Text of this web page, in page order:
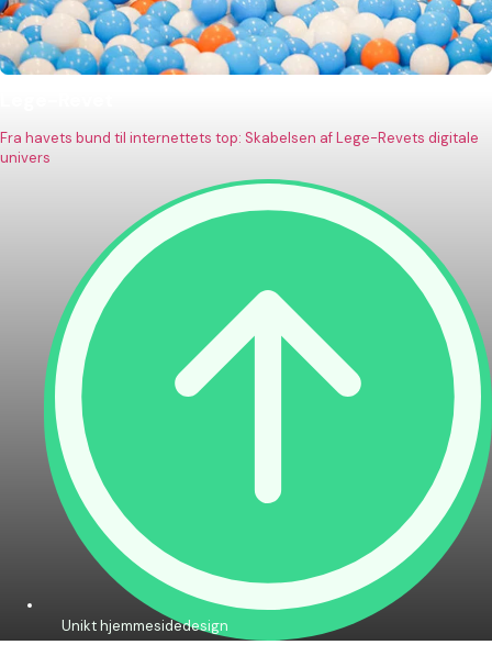
Fra havets bund til internettets top: Skabelsen af Lege-Revets digitale
univers
Unikt hjemmesidedesign